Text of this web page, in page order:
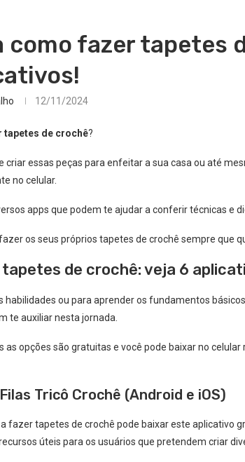
como fazer tapetes
12/11/2024
tapetes de crochê?
criar essas peças para enfeitar a sua casa ou até
no celular.
apps que podem te ajudar a conferir técnicas e
os seus próprios tapetes de crochê sempre que
de crochê: veja 6
habilidades ou para aprender os fundamentos
te auxiliar nesta jornada.
as opções são gratuitas e você pode baixar no
Tricô Crochê (Android e iOS)
fazer tapetes de crochê pode baixar este aplicativo
úteis para os usuários que pretendem criar